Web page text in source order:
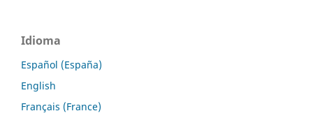
Idioma
Español (España)
English
Français (France)